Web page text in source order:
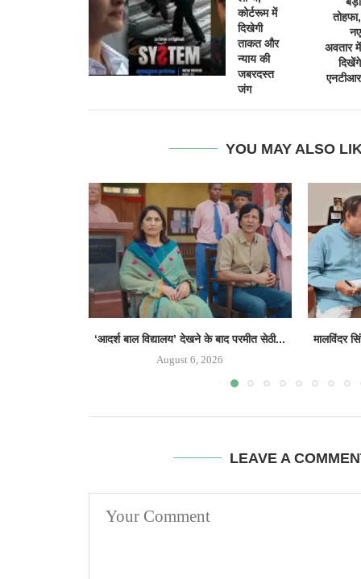
कोर्टरूम में
दिखेगी
ताकत और
न्याय की
जबरदस्त
जंग
तोहफा,
नए
अवतार में
दिखेंगे
एनटीआर
YOU MAY ALSO
‘आदर्श बाल विद्यालय’ देखने के बाद परमीत सेठी...
August 6, 2026
मालविंदर
LEAVE A